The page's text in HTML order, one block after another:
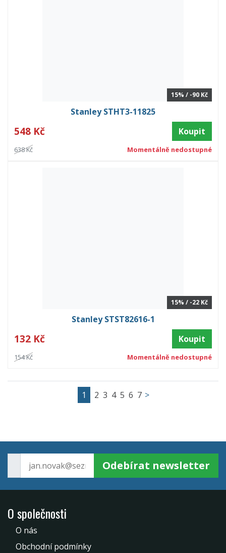
15% / -90 Kč
Stanley STHT3-11825
548 Kč Koupit
638 Kč Momentálně nedostupné
15% / -22 Kč
Stanley STST82616-1
132 Kč Koupit
154 Kč Momentálně nedostupné
1 2 3 4 5 6 7 >
Odebírat newsletter
O společnosti
O nás
Obchodní podmínky